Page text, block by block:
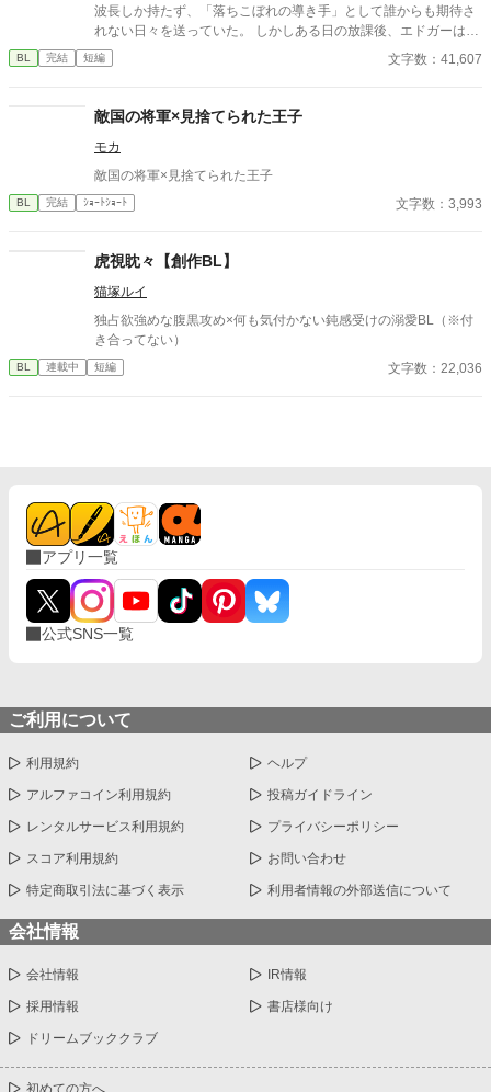
波長しか持たず、「落ちこぼれの導き手」として誰からも期待さ
れない日々を送っていた。 しかしある日の放課後、エドガーは学
園で最も恐れられる最強の戦闘魔術教官、レオン・ヴァレンタイ
ンの秘密を知ってしまう。 強大すぎる魔力ゆえに、五感が暴走す
底知れぬ静かな波長は、世界で唯一、彼の苦痛を完全に溶かすこ
とができるものだった。 「お前は、俺の専属の導き手になるん
だ」 痛みを癒やしたことで、冷酷なはずの最強教官から底なしの
執着と溺愛を向けられるようになり――！？ 孤独な二人の魂が共
ースをベースにした独自設定（特異覚醒者×導き手）です。
BL 完結 短編 文字数：41,607
敵国の将軍×見捨てられた王子
モカ
敵国の将軍×見捨てられた王子
BL 完結 ｼｮｰﾄｼｮｰﾄ 文字数：3,993
虎視眈々【創作BL】
猫塚ルイ
独占欲強めな腹黒攻め×何も気付かない鈍感受けの溺愛BL（※付
き合ってない）
BL 連載中 短編 文字数：22,036
アプリ一覧
公式SNS一覧
ご利用について
利用規約 ヘルプ
アルファコイン利用規約 投稿ガイドライン
レンタルサービス利用規約 プライバシーポリシー
スコア利用規約 お問い合わせ
特定商取引法に基づく表示 利用者情報の外部送信について
会社情報
会社情報 IR情報
採用情報 書店様向け
ドリームブッククラブ
初めての方へ